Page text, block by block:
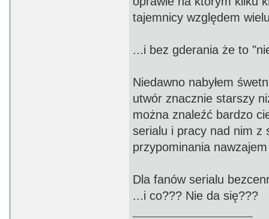
tajemnicy względem
...i bez gderania że to
Niedawno nabyłem
utwór znacznie starszy
można znaleźć bardzo
serialu i pracy nad nim z
przypominania
Dla fanów serialu
...i co??? Nie da się???